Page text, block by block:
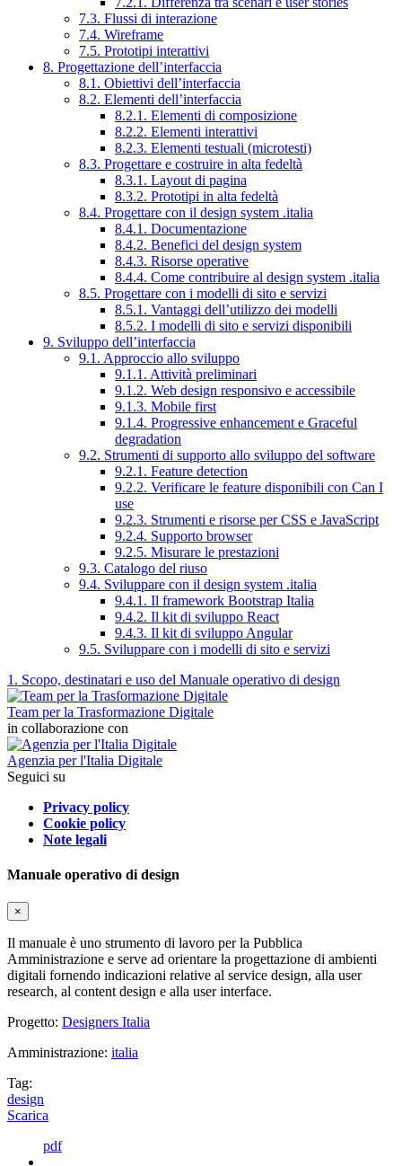
7.3. Flussi di interazione
7.4. Wireframe
7.5. Prototipi interattivi
8. Progettazione dell’interfaccia
8.1. Obiettivi dell’interfaccia
8.2. Elementi dell’interfaccia
8.2.1. Elementi di composizione
8.2.2. Elementi interattivi
8.2.3. Elementi testuali (microtesti)
8.3. Progettare e costruire in alta fedeltà
8.3.1. Layout di pagina
8.3.2. Prototipi in alta fedeltà
8.4. Progettare con il design system .italia
8.4.1. Documentazione
8.4.2. Benefici del design system
8.4.3. Risorse operative
8.4.4. Come contribuire al design system .italia
8.5. Progettare con i modelli di sito e servizi
8.5.1. Vantaggi dell’utilizzo dei modelli
8.5.2. I modelli di sito e servizi disponibili
9. Sviluppo dell’interfaccia
9.1. Approccio allo sviluppo
9.1.1. Attività preliminari
9.1.2. Web design responsivo e accessibile
9.1.3. Mobile first
9.1.4. Progressive enhancement e Graceful
degradation
9.2. Strumenti di supporto allo sviluppo del software
9.2.1. Feature detection
9.2.2. Verificare le feature disponibili con Can I
use
9.2.3. Strumenti e risorse per CSS e JavaScript
9.2.4. Supporto browser
9.2.5. Misurare le prestazioni
9.3. Catalogo del riuso
9.4. Sviluppare con il design system .italia
9.4.1. Il framework Bootstrap Italia
9.4.2. Il kit di sviluppo React
9.4.3. Il kit di sviluppo Angular
9.5. Sviluppare con i modelli di sito e servizi
1. Scopo, destinatari e uso del Manuale operativo di design
Team per la Trasformazione Digitale
in collaborazione con
Agenzia per l'Italia Digitale
Seguici su
Privacy policy
Cookie policy
Note legali
Manuale operativo di design
×
Il manuale è uno strumento di lavoro per la Pubblica
Amministrazione e serve ad orientare la progettazione di ambienti
digitali fornendo indicazioni relative al service design, alla user
research, al content design e alla user interface.
Progetto: Designers Italia
Amministrazione: italia
Tag:
design
Scarica
pdf